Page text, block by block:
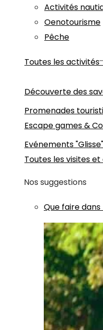
Activités
Oenotourisme
Pêche
Toutes les activités
Découverte des
Promenades
Escape games & Co
Evénements "Glisse"
Toutes les visites
Nos suggestions
Que faire